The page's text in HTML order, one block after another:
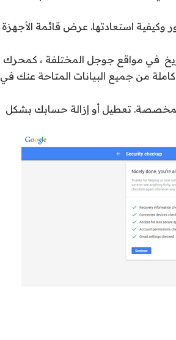
وكيفية استعادتها. عرض قائمة الأجهزة
في مواقع جوجل المختلفة ، كمحرك
من جميع البيانات المتاحة عنك في
تعطيل أو إزالة حسابك بشكل